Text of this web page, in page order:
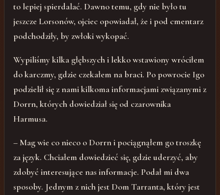
to lepiej spierdalać. Dawno temu, gdy nie było tu
jeszcze Lorsonów, ojciec opowiadał, że i pod cmentarz
podchodziły, by zwłoki wykopać.
Wypiliśmy kilka głębszych i lekko wstawiony wróciłem
do karczmy, gdzie czekałem na braci. Po powrocie Igo
podzielił się z nami kilkoma informacjami związanymi z
Dorrn, których dowiedział się od czarownika
Harmusa.
– Mag wie co nieco o Dorrn i pociągnąłem go troszkę
za język. Chciałem dowiedzieć się, gdzie uderzyć, aby
zdobyć interesujące nas informacje. Podał mi dwa
sposoby. Jednym z nich jest Dom Tarranta, który jest